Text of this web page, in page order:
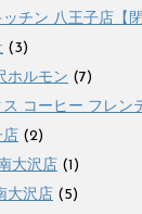
チン 八王子店【閉
(3)
ホルモン (7)
コーヒー フレン
(2)
大沢店 (1)
大沢店 (5)